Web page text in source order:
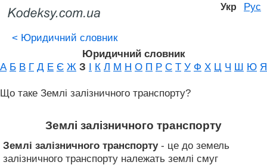
Укр Рус
< Юридичний словник
Юридичний словник
А Б В Г Д Е Є Ж З І К Л М Н О П Р С Т У Ф Х Ц Ч Ш Ю Я
Що таке Землі залізничного транспорту?
Землі залізничного транспорту
Землі залізничного транспорту- це до земель
залізничного транспорту належать землі смуг